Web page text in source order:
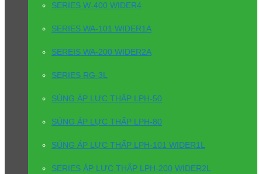
SERIES W-400 WIDER4
SERIES WA-101 WIDER1A
SEREIS WA-200 WIDER2A
SERIES RG-3L
SÚNG ÁP LỰC THẤP LPH-50
SÚNG ÁP LỰC THẤP LPH-80
SÚNG ÁP LỰC THẤP LPH-101 WIDER1L
SERIES ÁP LỰC THẤP LPH-200 WIDER2L